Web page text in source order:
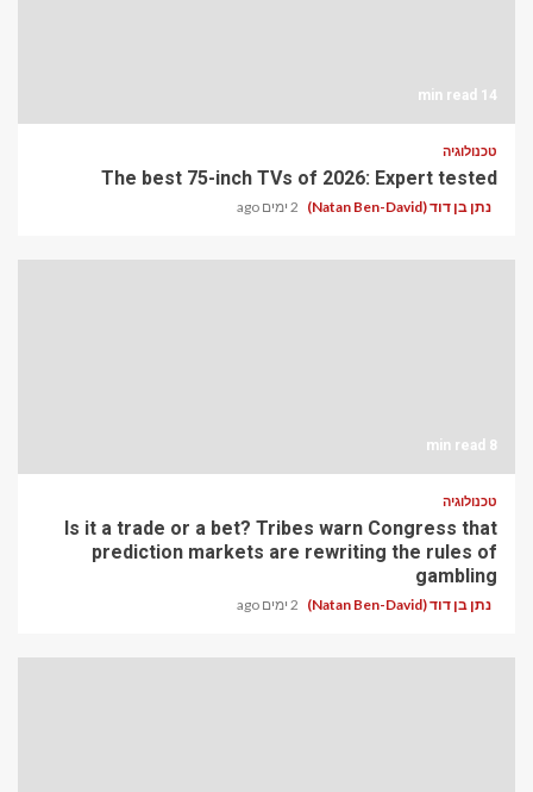
14 min read
טכנולוגיה
The best 75-inch TVs of 2026: Expert tested
נתן בן דוד (Natan Ben-David) 2 ימים ago
8 min read
טכנולוגיה
Is it a trade or a bet? Tribes warn Congress that
prediction markets are rewriting the rules of
gambling
נתן בן דוד (Natan Ben-David) 2 ימים ago